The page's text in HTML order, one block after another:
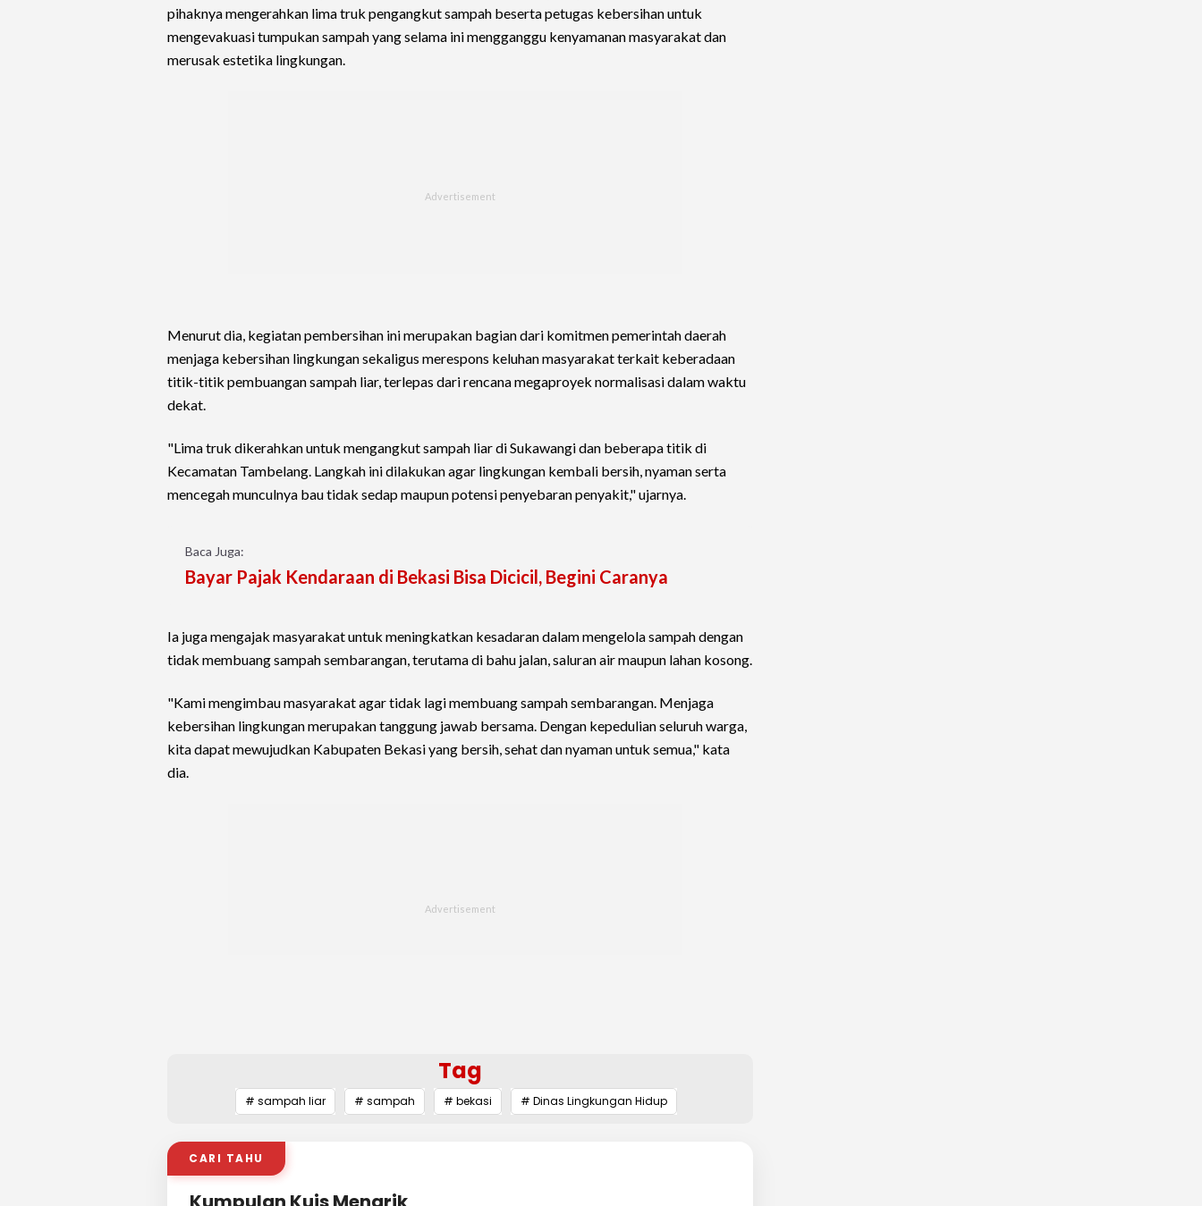
pihaknya mengerahkan lima truk pengangkut sampah beserta petugas kebersihan untuk
mengevakuasi tumpukan sampah yang selama ini mengganggu kenyamanan masyarakat dan
merusak estetika lingkungan.
Menurut dia, kegiatan pembersihan ini merupakan bagian dari komitmen pemerintah daerah
menjaga kebersihan lingkungan sekaligus merespons keluhan masyarakat terkait keberadaan
titik-titik pembuangan sampah liar, terlepas dari rencana megaproyek normalisasi dalam waktu
dekat.
"Lima truk dikerahkan untuk mengangkut sampah liar di Sukawangi dan beberapa titik di
Kecamatan Tambelang. Langkah ini dilakukan agar lingkungan kembali bersih, nyaman serta
mencegah munculnya bau tidak sedap maupun potensi penyebaran penyakit," ujarnya.
Baca Juga:
Bayar Pajak Kendaraan di Bekasi Bisa Dicicil, Begini Caranya
Ia juga mengajak masyarakat untuk meningkatkan kesadaran dalam mengelola sampah dengan
tidak membuang sampah sembarangan, terutama di bahu jalan, saluran air maupun lahan kosong.
"Kami mengimbau masyarakat agar tidak lagi membuang sampah sembarangan. Menjaga
kebersihan lingkungan merupakan tanggung jawab bersama. Dengan kepedulian seluruh warga,
kita dapat mewujudkan Kabupaten Bekasi yang bersih, sehat dan nyaman untuk semua," kata
dia.
Tag
# sampah liar # sampah # bekasi # Dinas Lingkungan Hidup
CARI TAHU